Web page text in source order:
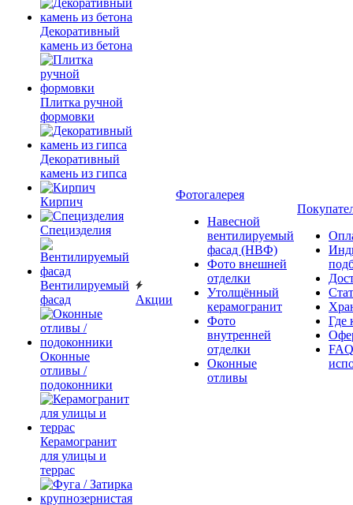
Декоративный
камень из бетона
Плитка ручной
формовки
Декоративный
камень из гипса
Кирпич
Специзделия
Вентилируемый
фасад
Оконные
отливы /
подоконники
Керамогранит
для улицы и
террас
Акции
Фотогалерея
Навесной
вентилируемый
фасад (НВФ)
Фото внешней
отделки
Утолщённый
керамогранит
Фото
внутренней
отделки
Оконные
отливы
Где